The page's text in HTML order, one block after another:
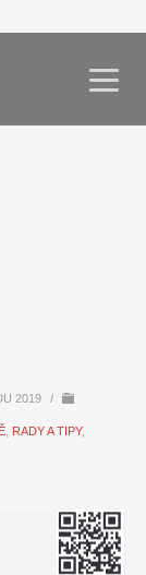
2019 /
RADY A TIPY,